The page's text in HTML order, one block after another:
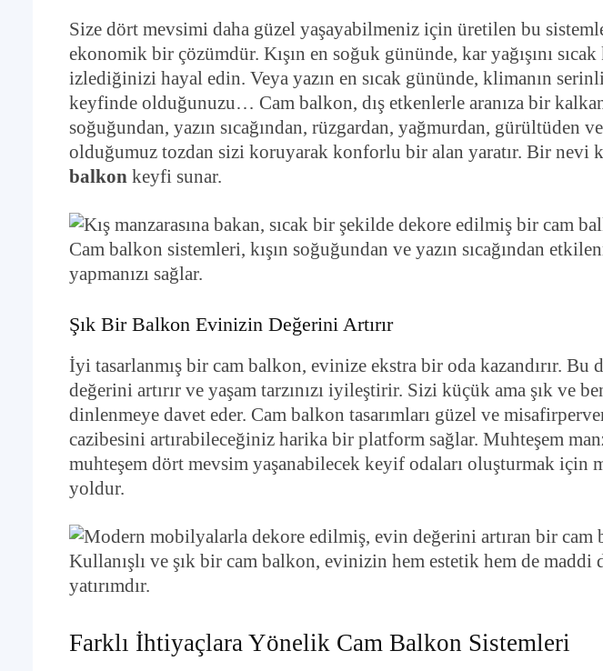
Size dört mevsimi daha güzel yaşayabilmeniz için üretilen bu
ekonomik bir çözümdür. Kışın en soğuk gününde, kar yağışını
izlediğinizi hayal edin. Veya yazın en sıcak gününde, klimanın
keyfinde olduğunuzu… Cam balkon, dış etkenlerle aranıza bir
soğuğundan, yazın sıcağından, rüzgardan, yağmurdan, gürültüden
olduğumuz tozdan sizi koruyarak konforlu bir alan yaratır. Bir nevi
balkon keyfi sunar.
Cam balkon sistemleri, kışın soğuğundan ve yazın sıcağından
yapmanızı sağlar.
Şık Bir Balkon Evinizin Değerini Artırır
İyi tasarlanmış bir cam balkon, evinize ekstra bir oda kazandırır. Bu
değerini artırır ve yaşam tarzınızı iyileştirir. Sizi küçük ama şık ve
dinlenmeye davet eder. Cam balkon tasarımları güzel ve
cazibesini artırabileceğiniz harika bir platform sağlar. Muhteşem
muhteşem dört mevsim yaşanabilecek keyif odaları oluşturmak için
yoldur.
Kullanışlı ve şık bir cam balkon, evinizin hem estetik hem de maddi
yatırımdır.
Farklı İhtiyaçlara Yönelik Cam Balkon Sistemleri